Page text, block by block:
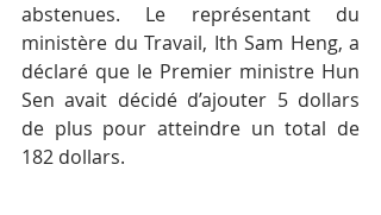
abstenues. Le représentant du
ministère du Travail, Ith Sam Heng, a
déclaré que le Premier ministre Hun
Sen avait décidé d’ajouter 5 dollars
de plus pour atteindre un total de
182 dollars.